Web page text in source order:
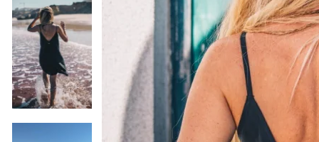
Poprzedni